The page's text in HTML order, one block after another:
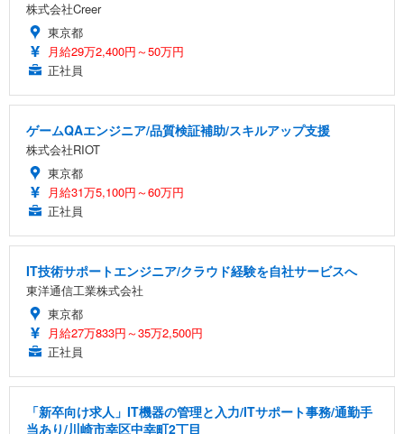
株式会社Creer
東京都
月給29万2,400円～50万円
正社員
ゲームQAエンジニア/品質検証補助/スキルアップ支援
株式会社RIOT
東京都
月給31万5,100円～60万円
正社員
IT技術サポートエンジニア/クラウド経験を自社サービスへ
東洋通信工業株式会社
東京都
月給27万833円～35万2,500円
正社員
「新卒向け求人」IT機器の管理と入力/ITサポート事務/通勤手
当あり/川崎市幸区中幸町2丁目